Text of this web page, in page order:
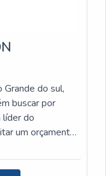
do sul,
buscar por
líder do
um orçamento
linha e um